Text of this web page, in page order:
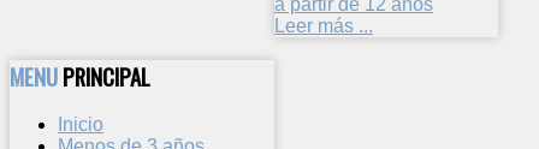
Leer más ...
MENUPRINCIPAL
Inicio